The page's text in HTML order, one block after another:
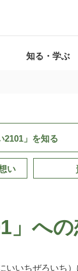
知る・学ぶ
2101」 を知る
い
」へ
いいちぜろいち